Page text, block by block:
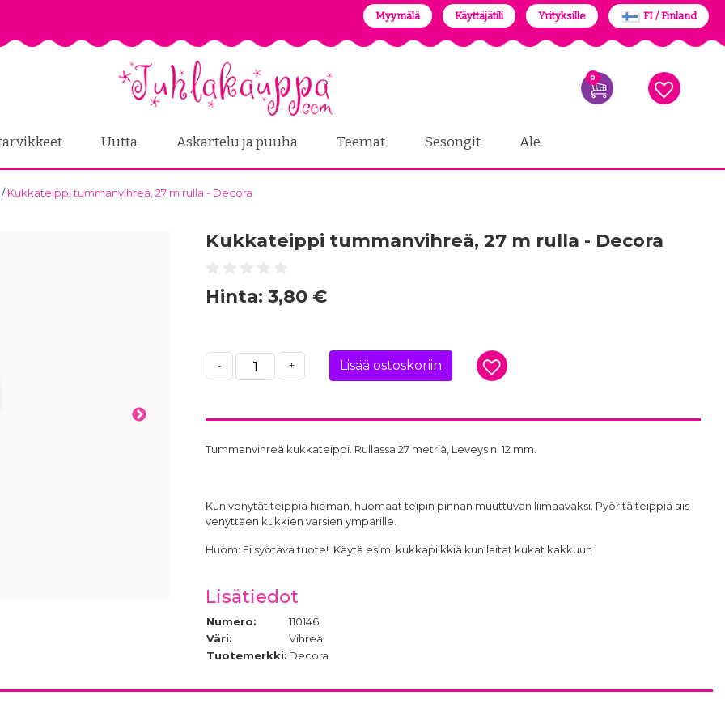
Myymälä Käyttäjätili Yrityksille FI / Finland
0
Uutta Askartelu ja puuha Teemat Sesongit Ale
/Kukkateippi tummanvihreä, 27 m rulla - Decora
Kukkateippi tummanvihreä, 27 m rulla - Decora
Hinta: 3,80 €
- + Lisää ostoskoriin
Tummanvihreä kukkateippi. Rullassa 27 metriä, Leveys n. 12 mm.
Kun venytät teippiä hieman, huomaat teipin pinnan muuttuvan liimaavaksi. Pyöritä teippiä siis
venyttäen kukkien varsien ympärille.
Huom: Ei syötävä tuote!. Käytä esim. kukkapiikkiä kun laitat kukat kakkuun
Lisätiedot
Numero:
110146
Väri:
Vihreä
Tuotemerkki: Decora